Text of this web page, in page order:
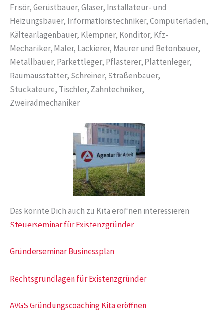
Frisör, Gerüstbauer, Glaser, Installateur- und
Heizungsbauer, Informationstechniker, Computerladen,
Kälteanlagenbauer, Klempner, Konditor, Kfz-
Mechaniker, Maler, Lackierer, Maurer und Betonbauer,
Metallbauer, Parkettleger, Pflasterer, Plattenleger,
Raumausstatter, Schreiner, Straßenbauer,
Stuckateure, Tischler, Zahntechniker,
Zweiradmechaniker
Das könnte Dich auch zu Kita eröffnen interessieren
Steuerseminar für Existenzgründer
Gründerseminar Businessplan
Rechtsgrundlagen für Existenzgründer
AVGS Gründungscoaching Kita eröffnen